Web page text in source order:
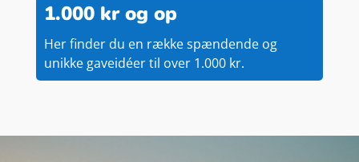
1.000 kr og op
Her finder du en række spændende og
unikke gaveidéer til over 1.000 kr.